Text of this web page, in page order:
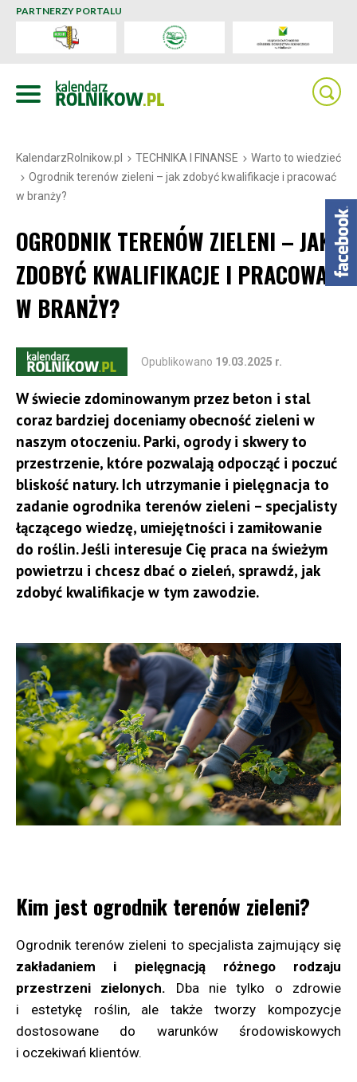
PARTNERZY PORTALU
KalendarzRolnikow.pl TECHNIKA I FINANSE
Warto to wiedzieć
Ogrodnik terenów zieleni – jak zdobyć kwalifikacje i pracować
w branży?
OGRODNIK TERENÓW ZIELENI – JAK
ZDOBYĆ KWALIFIKACJE I PRACOWAĆ
W BRANŻY?
Opublikowano 19.03.2025 r.
W świecie zdominowanym przez beton i stal
coraz bardziej doceniamy obecność zieleni w
naszym otoczeniu. Parki, ogrody i skwery to
przestrzenie, które pozwalają odpocząć i poczuć
bliskość natury. Ich utrzymanie i pielęgnacja to
zadanie ogrodnika terenów zieleni – specjalisty
łączącego wiedzę, umiejętności i zamiłowanie
do roślin. Jeśli interesuje Cię praca na świeżym
powietrzu i chcesz dbać o zieleń, sprawdź, jak
zdobyć kwalifikacje w tym zawodzie.
Kim jest ogrodnik terenów zieleni?
Ogrodnik terenów zieleni to specjalista zajmujący się
zakładaniem i pielęgnacją różnego rodzaju
przestrzeni zielonych. Dba nie tylko o zdrowie
i estetykę roślin, ale także tworzy kompozycje
dostosowane do warunków środowiskowych
i oczekiwań klientów.